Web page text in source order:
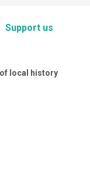
Support us
local history